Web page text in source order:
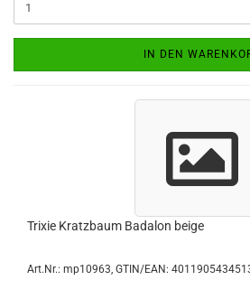
IN DEN
Trixie Kratzbaum Badalon beige
Art.Nr.: mp10963 GTIN/EAN: